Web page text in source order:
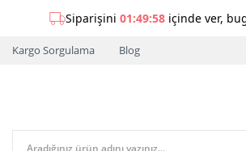
Kargo Sorgulama Blog